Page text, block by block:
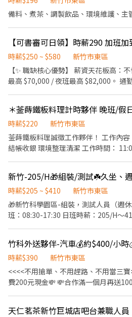
備料、煮茶、調製飲品、環境維護、主
時薪$250 ~ $580
新竹市東區
【✨ 職缺核心優勢】 薪資天花板高：不怕你賺，只怕你不加！日班
最高 $70,000 / 夜班最高 $82,000。 通勤神隊友：提供 免費交通車
期穩定訂單，表現好轉正機會高。 【工作地點】新竹市東區水利路
【薪資待遇】日班 250/H 【薪資待遇】夜班 290/H
(竹南線)】 去程：07:00 / 18:00 (竹南
司 回程：17:15 / 19:15(加班) / 03:45 / 05:45(加班)
17:00 (配合加班至 19:00) 夜班：
班2H) 休假：週休二日
時薪$220
新竹市東區
菳蒔鐵板料理誠徵工作夥伴！ 工作內容： 接待顧客入座 收送餐點
結帳收銀 環境整理清潔 工作時間： 11:00-14:30 17:00-21:00 平日
小時獎金2000 滿兩百五十小時獎金2500 滿三百小時獎金3000 以此
類推 每年度會重新計算一次 福利：不定期聚餐、依照工作能力及年
資表現調整薪水、三節獎金
時薪$205 ~ $410
新竹市東區
🎁新竹科學園區-組裝，測試人員（週休二日） ☘️上班
班：08:30-17:30 日班時薪：205/H～
久坐 🔹冷氣房/靜電服 ❤️歡迎預約面
時薪$390
新竹市東區
<<<<不用搶單、不用趕路、不用當三
費200元現金💸 💸合作滿一個月再送
10:30~12:30（約2小時) ，國定假日及
天仁茗茶新竹巨城店吧台兼職人員